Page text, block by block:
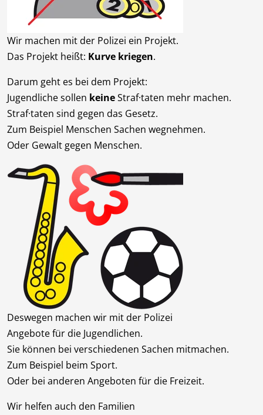
Wir machen mit der Polizei ein Projekt.
Das Projekt heißt: Kurve kriegen.
Darum geht es bei dem Projekt:
Jugendliche sollen keineStraf·taten mehr machen.
Straf·taten sind gegen das Gesetz.
Zum Beispiel Menschen Sachen wegnehmen.
Oder Gewalt gegen Menschen.
Deswegen machen wir mit der Polizei
Angebote für die Jugendlichen.
Sie können bei verschiedenen Sachen mitmachen.
Zum Beispiel beim Sport.
Oder bei anderen Angeboten für die Freizeit.
Wir helfen auch den Familien